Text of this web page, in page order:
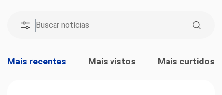
Mais recentes Mais vistos Mais curtidos